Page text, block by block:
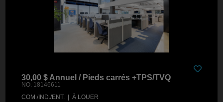
30,00 $ Annuel / Pieds carrés +TPS/TVQ
NO. 18146611
COM./IND./ENT. | À LOUER